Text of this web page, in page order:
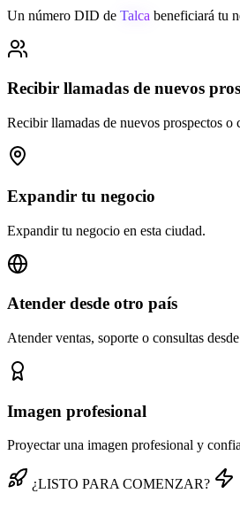
Un número DID de Talca beneficiará tu
Recibir llamadas de nuevos
Recibir llamadas de nuevos prospectos o
Expandir tu negocio
Expandir tu negocio en esta ciudad.
Atender desde otro país
Atender ventas, soporte o consultas
Imagen profesional
Proyectar una imagen profesional y
¿LISTO PARA COMENZAR?